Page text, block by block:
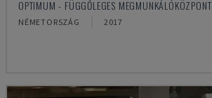
OPTIMUM - FÜGGŐLEGES MEGMUNKÁLÓKÖZPONT
NÉMETORSZÁG 2017